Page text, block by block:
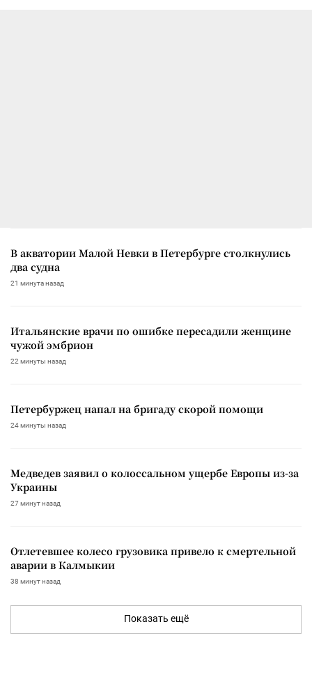
В акватории Малой Невки в Петербурге столкнулись
два судна
21 минута назад
Итальянские врачи по ошибке пересадили женщине
чужой эмбрион
22 минуты назад
Петербуржец напал на бригаду скорой помощи
24 минуты назад
Медведев заявил о колоссальном ущербе Европы из-за
Украины
27 минут назад
Отлетевшее колесо грузовика привело к смертельной
аварии в Калмыкии
38 минут назад
Показать ещё